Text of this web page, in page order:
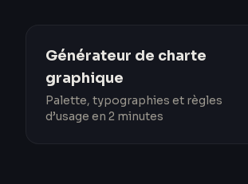
Générateur de charte
graphique
Palette, typographies et règles
d’usage en 2 minutes